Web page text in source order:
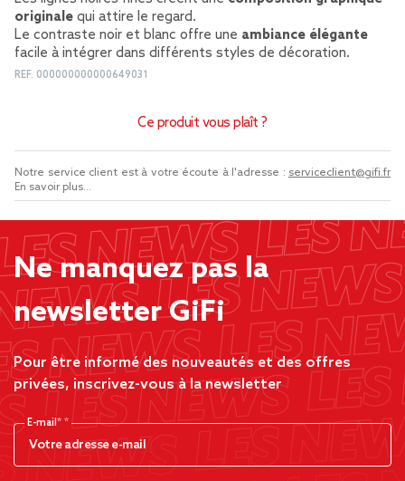
originale qui attire le regard.
Le contraste noir et blanc offre une ambiance élégante
facile à intégrer dans différents styles de décoration.
REF. 000000000000649031
Ce produit vous plaît ?
Notre service client est à votre écoute à l'adresse : serviceclient@gifi.fr
En savoir plus...
Ne manquez pas la
newsletter GiFi
Pour être informé des nouveautés et des offres
privées, inscrivez-vous à la newsletter
E-mail*